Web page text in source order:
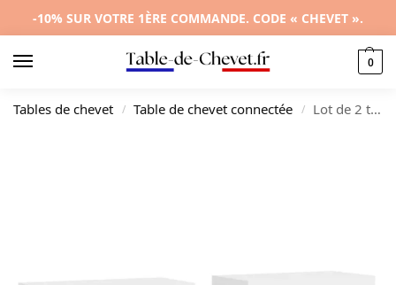
-10% SUR VOTRE 1ÈRE COMMANDE. CODE « CHEVET ».
0
Tables de chevet / Table de chevet connectée / Lot de 2 tables de nuit bois blanc moderne LED, 70×36.5x40cm